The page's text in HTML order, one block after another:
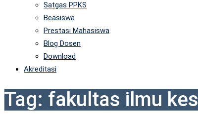
Satgas PPKS
Beasiswa
Prestasi Mahasiswa
Blog Dosen
Download
Akreditasi
Tag: fakultas ilmu